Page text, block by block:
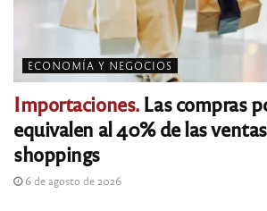
ECONOMÍA Y NEGOCIOS
Importaciones.Las compras
equivalen al 40% de las
shoppings
6 de agosto de 2026